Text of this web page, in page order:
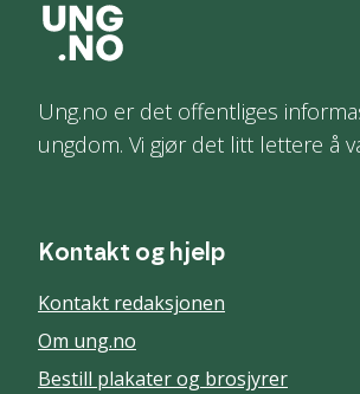
Ung.no er det offentliges
ungdom. Vi gjør det litt lettere å
Kontakt og hjelp
Kontakt redaksjonen
Om ung.no
Bestill plakater og brosjyrer